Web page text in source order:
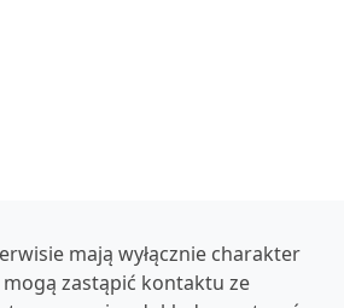
mają wyłącznie charakter
zastąpić kontaktu ze